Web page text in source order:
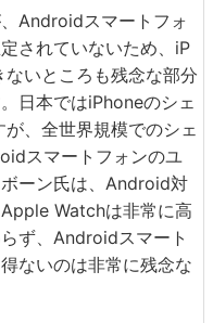
Androidスマートフォ
されていないため、iP
いところも残念な部分
日本ではiPhoneのシェ
が、全世界規模でのシェ
スマートフォンのユ
ーン氏は、Android対
Watchは非常に高
ず、Androidスマート
ないのは非常に残念な